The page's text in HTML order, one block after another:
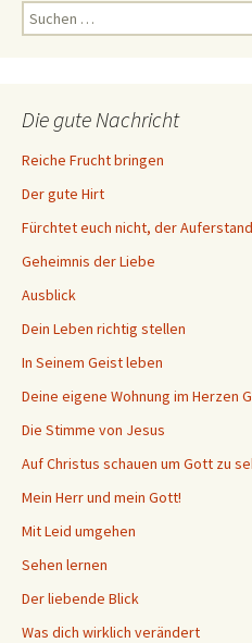
Suchen
nach:
Die gute Nachricht
Reiche Frucht bringen
Der gute Hirt
Fürchtet euch nicht, der
Geheimnis der Liebe
Ausblick
Dein Leben richtig stellen
In Seinem Geist leben
Deine eigene Wohnung im Herzen
Die Stimme von Jesus
Auf Christus schauen um Gott zu
Mein Herr und mein Gott!
Mit Leid umgehen
Sehen lernen
Der liebende Blick
Was dich wirklich verändert